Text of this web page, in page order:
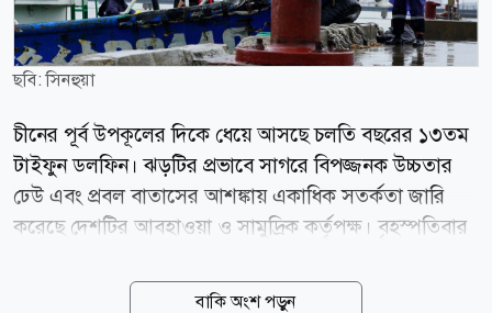
ছবি: সিনহুয়া
চীনের পূর্ব উপকূলের দিকে ধেয়ে আসছে চলতি বছরের ১৩তম
টাইফুন ডলফিন। ঝড়টির প্রভাবে সাগরে বিপজ্জনক উচ্চতার
ঢেউ এবং প্রবল বাতাসের আশঙ্কায় একাধিক সতর্কতা জারি
করেছে দেশটির আবহাওয়া ও সামুদ্রিক কর্তৃপক্ষ। বৃহস্পতিবার
(এনএমইএফসি) জানায়, বৃহস্পতিবার থেকে শুক্রবারের মধ্যে
বাকি অংশ পড়ুন